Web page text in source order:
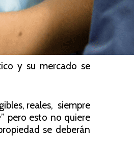
y su mercado se
reales, siempre
” pero esto no quiere
se deberán